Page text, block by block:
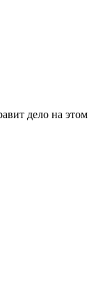
дело на этом